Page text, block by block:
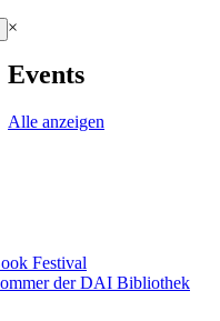
×
Events
Alle anzeigen
Festival
der DAI Bibliothek